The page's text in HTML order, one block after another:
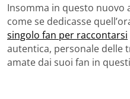
Insomma in questo nuovo
come se dedicasse
singolo fan per raccontarsi
autentica, personale delle
amate dai suoi fan in